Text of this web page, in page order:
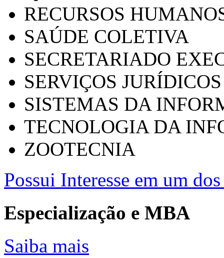
RECURSOS
SAÚDE COLETIVA
SECRETARIADO
SERVIÇOS
SISTEMAS DA
TECNOLOGIA DA
ZOOTECNIA
Possui Interesse em um
Especialização e MBA
Saiba mais